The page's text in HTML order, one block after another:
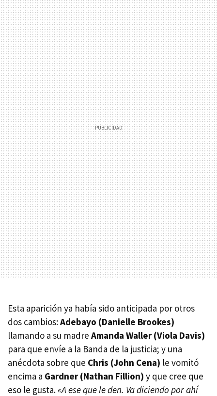
Esta aparición ya había sido anticipada por otros
dos cambios:Adebayo (Danielle Brookes)
llamando a su madre Amanda Waller (Viola Davis)
para que envíe a la Banda de la justicia; y una
anécdota sobre que Chris (John Cena) le vomitó
encima a Gardner (Nathan Fillion) y que cree que
eso le gusta.«A ese que le den. Va diciendo por ahí